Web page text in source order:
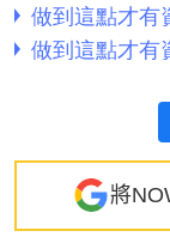
將